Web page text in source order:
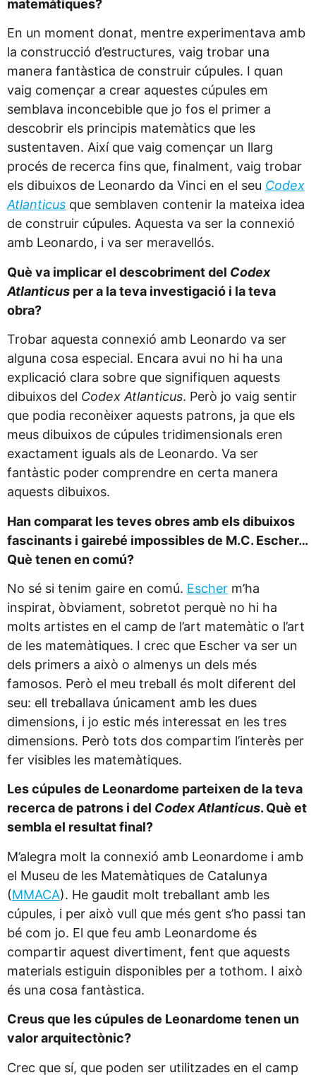
matemàtiques?
En un moment donat, mentre experimentava amb
la construcció d’estructures, vaig trobar una
manera fantàstica de construir cúpules. I quan
vaig començar a crear aquestes cúpules em
semblava inconcebible que jo fos el primer a
descobrir els principis matemàtics que les
sustentaven. Així que vaig començar un llarg
procés de recerca fins que, finalment, vaig trobar
els dibuixos de Leonardo da Vinci en el seu Codex
Atlanticus que semblaven contenir la mateixa idea
de construir cúpules. Aquesta va ser la connexió
amb Leonardo, i va ser meravellós.
Què va implicar el descobriment del Codex
Atlanticus per a la teva investigació i la teva
obra?
Trobar aquesta connexió amb Leonardo va ser
alguna cosa especial. Encara avui no hi ha una
explicació clara sobre que signifiquen aquests
dibuixos del Codex Atlanticus. Però jo vaig sentir
que podia reconèixer aquests patrons, ja que els
meus dibuixos de cúpules tridimensionals eren
exactament iguals als de Leonardo. Va ser
fantàstic poder comprendre en certa manera
aquests dibuixos.
Han comparat les teves obres amb els dibuixos
fascinants i gairebé impossibles de M.C. Escher…
Què tenen en comú?
No sé si tenim gaire en comú. Escher m’ha
inspirat, òbviament, sobretot perquè no hi ha
molts artistes en el camp de l’art matemàtic o l’art
de les matemàtiques. I crec que Escher va ser un
dels primers a això o almenys un dels més
famosos. Però el meu treball és molt diferent del
seu: ell treballava únicament amb les dues
dimensions, i jo estic més interessat en les tres
dimensions. Però tots dos compartim l’interès per
fer visibles les matemàtiques.
Les cúpules de Leonardome parteixen de la teva
recerca de patrons i del Codex Atlanticus. Què et
sembla el resultat final?
M’alegra molt la connexió amb Leonardome i amb
el Museu de les Matemàtiques de Catalunya
(MMACA). He gaudit molt treballant amb les
cúpules, i per això vull que més gent s’ho passi tan
bé com jo. El que feu amb Leonardome és
compartir aquest divertiment, fent que aquests
materials estiguin disponibles per a tothom. I això
és una cosa fantàstica.
Creus que les cúpules de Leonardome tenen un
valor arquitectònic?
Crec que sí, que poden ser utilitzades en el camp